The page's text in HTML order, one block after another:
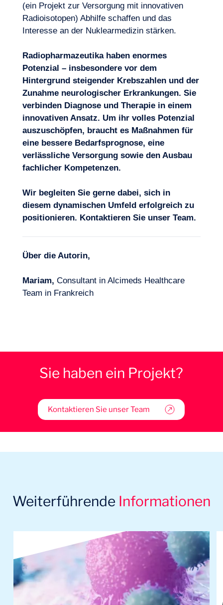
(ein Projekt zur Versorgung mit innovativen
Radioisotopen) Abhilfe schaffen und das
Interesse an der Nuklearmedizin stärken.
Radiopharmazeutika haben enormes
Potenzial – insbesondere vor dem
Hintergrund steigender Krebszahlen und der
Zunahme neurologischer Erkrankungen. Sie
verbinden Diagnose und Therapie in einem
innovativen Ansatz. Um ihr volles Potenzial
auszuschöpfen, braucht es Maßnahmen für
eine bessere Bedarfsprognose, eine
verlässliche Versorgungsowie den Ausbau
fachlicher Kompetenzen.
Wir begleiten Sie gerne dabei, sich in
diesem dynamischen Umfeld erfolgreich zu
positionieren. Kontaktieren Sie unser Team.
Über die Autorin,
Mariam, Consultant in Alcimeds Healthcare
Team in Frankreich
Sie haben ein Projekt?
Kontaktieren Sie unser Team
Weiterführende Informationen